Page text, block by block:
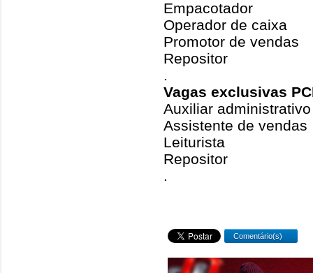
Empacotador
Operador de caixa
Promotor de vendas
Repositor
.
Vagas exclusivas
Auxiliar administrativo
Assistente de vendas
Leiturista
Repositor
.
Comentário(s)